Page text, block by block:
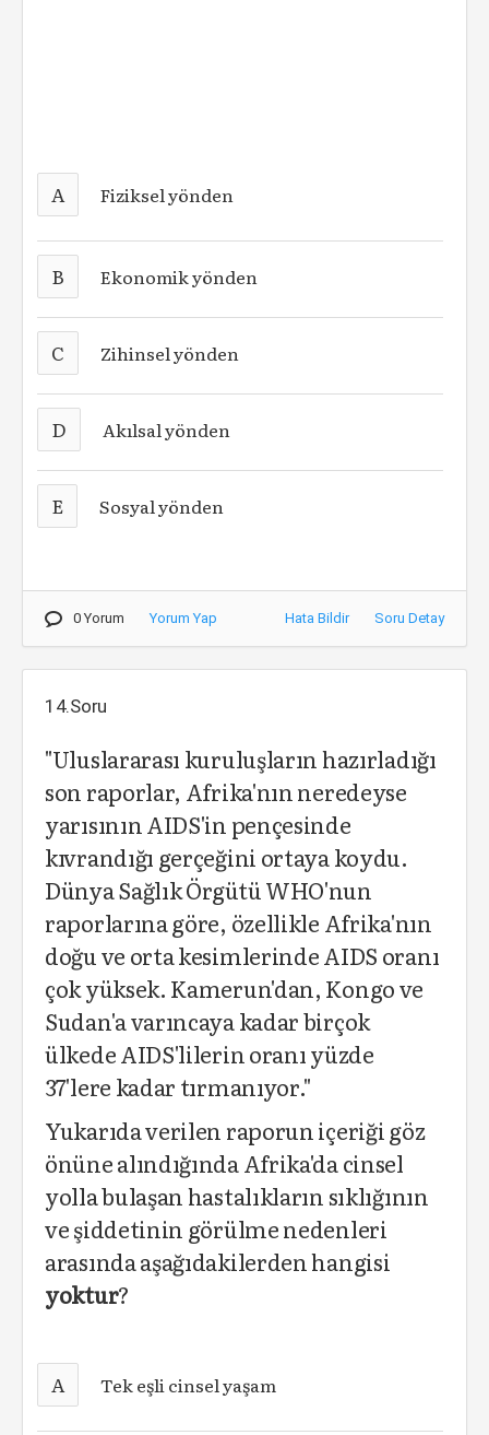
A Fiziksel yönden
B Ekonomik yönden
C Zihinsel yönden
D Akılsal yönden
E Sosyal yönden
0 Yorum Yorum Yap Hata Bildir Soru Detay
14.Soru
"Uluslararası kuruluşların hazırladığı
son raporlar, Afrika'nın neredeyse
yarısının AIDS'in pençesinde
kıvrandığı gerçeğini ortaya koydu.
Dünya Sağlık Örgütü WHO'nun
raporlarına göre, özellikle Afrika'nın
doğu ve orta kesimlerinde AIDS oranı
çok yüksek. Kamerun'dan, Kongo ve
Sudan'a varıncaya kadar birçok
ülkede AIDS'lilerin oranı yüzde
37'lere kadar tırmanıyor."
Yukarıda verilen raporun içeriği göz
önüne alındığında Afrika'da cinsel
yolla bulaşan hastalıkların sıklığının
ve şiddetinin görülme nedenleri
arasında aşağıdakilerden hangisi
yoktur?
A Tek eşli cinsel yaşam